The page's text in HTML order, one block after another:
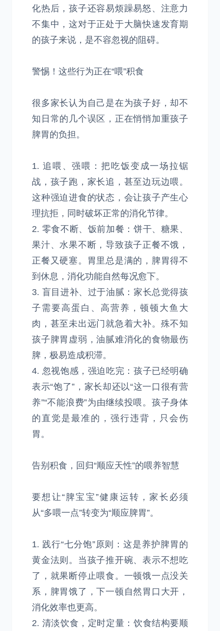
化热后，孩子还容易烦躁易怒、注意力
不集中，这对于正处于大脑快速发育期
的孩子来说，是不容忽视的阻碍。
警惕！这些行为正在“喂”积食
很多家长认为自己是在为孩子好，却不
知日常的几个误区，正在悄悄加重孩子
脾胃的负担。
1. 追喂、强喂：把吃饭变成一场拉锯
战，孩子跑，家长追，甚至边玩边喂。
这种强迫进食的状态，会让孩子产生心
理抗拒，同时破坏正常的消化节律。
2. 零食不断、饭前加餐：饼干、糖果、
果汁、水果不断，导致孩子正餐不饿，
正餐又硬塞。胃里总是满的，脾胃得不
到休息，消化功能自然每况愈下。
3. 盲目进补、过于油腻：家长总觉得孩
子需要高蛋白、高营养，顿顿大鱼大
肉，甚至未出远门就急着大补。殊不知
孩子脾胃虚弱，油腻难消化的食物最伤
脾，极易造成积滞。
4. 忽视饱感，强迫吃完：孩子已经明确
表示“饱了”，家长却还以“这一口很有营
养”“不能浪费”为由继续投喂。孩子身体
的直觉是最准的，强行违背，只会伤
胃。
告别积食，回归“顺应天性”的喂养智慧
要想让“脾宝宝”健康运转，家长必须
从“多喂一点”转变为“顺应脾胃”。
1. 践行“七分饱”原则：这是养护脾胃的
黄金法则。当孩子推开碗、表示不想吃
了，就果断停止喂食。一顿饿一点没关
系，脾胃饿了，下一顿自然胃口大开，
消化效率也更高。
2. 清淡饮食，定时定量：饮食结构要顺